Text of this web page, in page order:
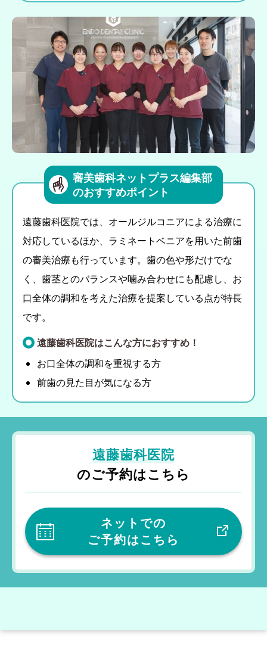
審美歯科ネットプラス編集部
のおすすめポイント
遠藤歯科医院では、オールジルコニアによる治療に
対応しているほか、ラミネートベニアを用いた前歯
の審美治療も行っています。歯の色や形だけでな
く、歯茎とのバランスや噛み合わせにも配慮し、お
口全体の調和を考えた治療を提案している点が特長
です。
遠藤歯科医院はこんな方におすすめ！
お口全体の調和を重視する方
前歯の見た目が気になる方
遠藤歯科医院
のご予約はこちら
ネットでの
ご予約はこちら